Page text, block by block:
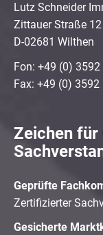
Lutz Schneider
Zittauer Straße 12
D-02681 Wilthen
Fon: +49 (0)
Fax: +49 (0)
Zeichen für
Geprüfte
Zertifizierter
Gesicherte